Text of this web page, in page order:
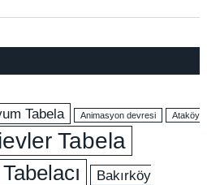
Tabela Animasyon devresi Ataköy
Tabela
Bakırköy